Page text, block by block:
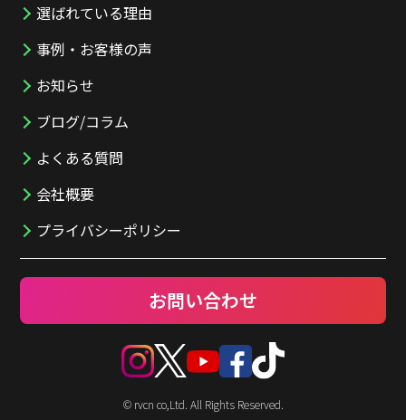
選ばれている理由
事例・お客様の声
お知らせ
ブログ/コラム
よくある質問
会社概要
プライバシーポリシー
お問い合わせ
© rvcn co,Ltd. All Rights Reserved.